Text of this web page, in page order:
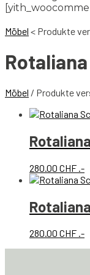
Möbel < Produkte
Möbel / Produkte
280.00 CHF .-
280.00 CHF .-